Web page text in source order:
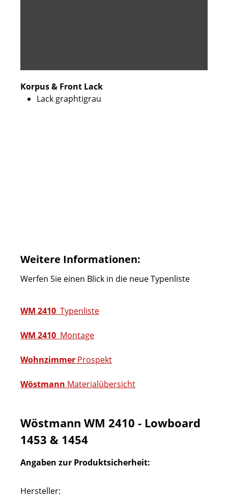
Korpus & Front Lack
Lack graphtigrau
Weitere Informationen:
Werfen Sie einen Blick in die neue Typenliste
WM 2410 Typenliste
WM 2410 Montage
Wohnzimmer Prospekt
Wöstmann Materialübersicht
Wöstmann WM 2410 - Lowboard
1453 & 1454
Angaben zur Produktsicherheit:
Hersteller: